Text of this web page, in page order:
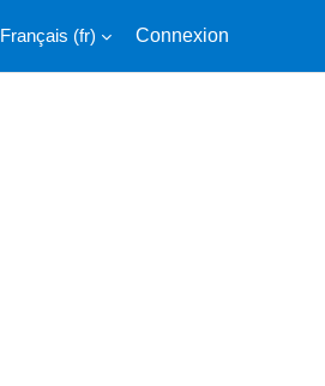
Français ‎(fr)‎ Connexion